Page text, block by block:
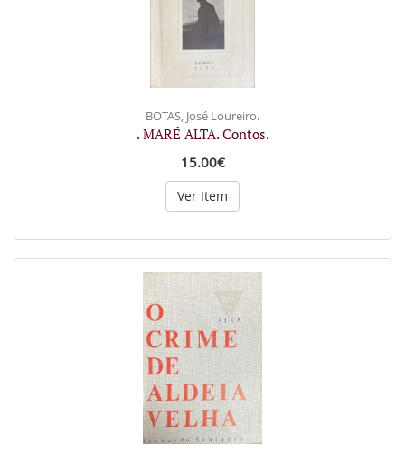
BOTAS, José Loureiro.
. MARÉ ALTA. Contos.
15.00€
Ver Item